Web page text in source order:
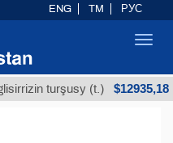
turşusy (t.) $12935,18
ENG TM РУС